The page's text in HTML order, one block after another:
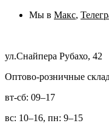
Мы в Макс,
ул.Снайпера Рубахо, 42
Оптово-розничные
вт-сб: 09–17
вс: 10–16, пн: 9–15